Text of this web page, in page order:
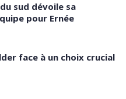
sud dévoile sa
pour Ernée
face à un choix crucial